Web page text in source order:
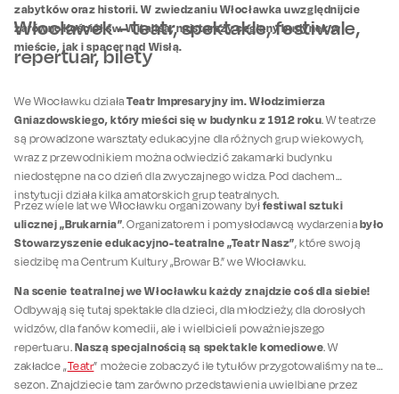
zabytków oraz historii. W zwiedzaniu Włocławka uwzględnijcie
zarówno Kościół św. Witalisa, najstarszy ceglany budynek w
mieście, jak i spacer nad Wisłą.
Włocławek – teatr, spektakle, festiwale,
repertuar, bilety
We Włocławku działaTeatr Impresaryjny im. Włodzimierza
Gniazdowskiego, który mieści się w budynku z 1912 roku. W teatrze
są prowadzone warsztaty edukacyjne dla różnych grup wiekowych,
wraz z przewodnikiem można odwiedzić zakamarki budynku
niedostępne na co dzień dla zwyczajnego widza. Pod dachem
instytucji działa kilka amatorskich grup teatralnych.
Przez wiele lat we Włocławku organizowany był festiwal sztuki
ulicznej „Brukarnia”. Organizatorem i pomysłodawcą wydarzenia było
Stowarzyszenie edukacyjno-teatralne „Teatr Nasz”, które swoją
siedzibę ma Centrum Kultury „Browar B.” we Włocławku.
Na scenie teatralnej we Włocławku każdy znajdzie coś dla siebie!
Odbywają się tutaj spektakle dla dzieci, dla młodzieży, dla dorosłych
widzów, dla fanów komedii, ale i wielbicieli poważniejszego
repertuaru. Naszą specjalnością są spektakle komediowe. W
zakładce „Teatr” możecie zobaczyć ile tytułów przygotowaliśmy na ten
sezon. Znajdziecie tam zarówno przedstawienia uwielbiane przez